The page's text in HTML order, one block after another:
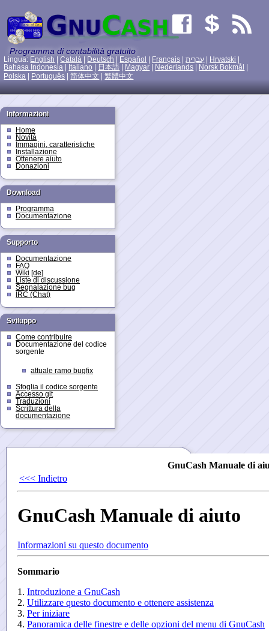
Programma di contabilità gratuito
Lingua: English |Català Deutsch Español Français |עִברִית Hrvatski
Bahasa Indonesia
Italiano 日本語 Magyar Nederlands Norsk Bokmål
Polska
Português |简体中文 |繁體中文
Informazioni
Home
Novità
Immagini, caratteristiche
Installazione
Ottenere aiuto
Donazioni
Download
Programma
Documentazione
Supporto
Documentazione
FAQ
Wiki [de]
Liste di discussione
Segnalazione bug
IRC (Chat)
Sviluppo
Come contribuire
Documentazione del codice
sorgente
attuale ramo bugfix
Sfoglia il codice sorgente
Accesso git
Traduzioni
Scrittura della
documentazione